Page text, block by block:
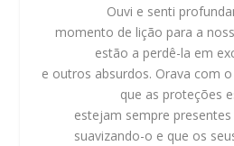
Ouvi e senti
momento de lição para a
estão a perdê-la em
e outros absurdos. Orava com
que as proteções
estejam sempre
suavizando-o e que os